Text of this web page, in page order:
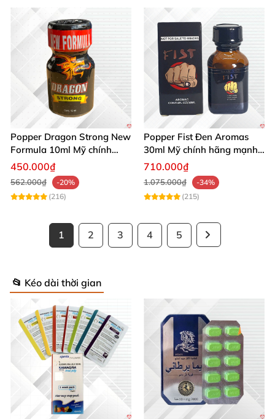
Popper Dragon Strong New
Formula 10ml Mỹ chính
hãng kích thích khoái cảm
450.000₫
562.000₫
-20%
(216)
Popper Fist Đen Aromas
30ml Mỹ chính hãng mạnh
mẽ kích thích
710.000₫
1.075.000₫
-34%
(215)
1 2 3 4 5
📂 Kéo dài thời gian